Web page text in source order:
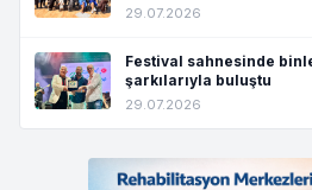
29.07.2026
Festival sahnesinde
şarkılarıyla buluştu
29.07.2026